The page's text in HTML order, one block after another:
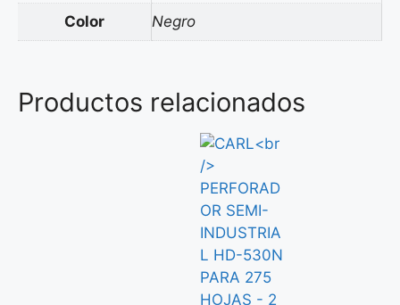
Color Negro
Productos relacionados